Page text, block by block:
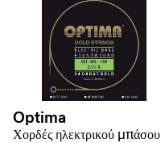
Optima
Χορδές ηλεκτρικού μπάσου